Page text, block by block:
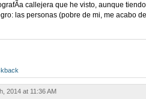
callejera que he visto, aunque
las personas (pobre de mi, me acabo
2014 at 11:36 AM